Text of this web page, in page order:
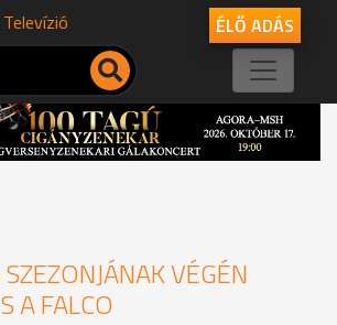
ÉLŐ ADÁS
VÉGÉN
A FALCO